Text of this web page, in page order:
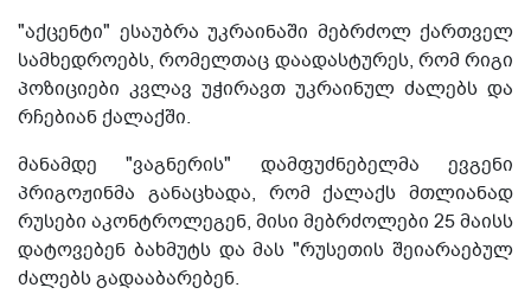
"აქცენტი" ესაუბრა უკრაინაში მებრძოლ ქართველ
სამხედროებს, რომელთაც დაადასტურეს, რომ რიგი
პოზიციები კვლავ უჭირავთ უკრაინულ ძალებს და
რჩებიან ქალაქში.
მანამდე "ვაგნერის" დამფუძნებელმა ევგენი
პრიგოჟინმა განაცხადა, რომ ქალაქს მთლიანად
რუსები აკონტროლეგენ, მისი მებრძოლები 25 მაისს
დატოვებენ ბახმუტს და მას "რუსეთის შეიარაებულ
ძალებს გადააბარებენ.